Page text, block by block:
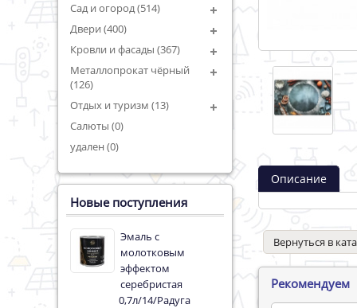
Сад и огород (514)
Двери (400)
Кровли и фасады (367)
Металлопрокат чёрный
(126)
Отдых и туризм (13)
Салюты (0)
удален (0)
Новые поступления
Эмаль с
молотковым
эффектом
серебристая
0,7л/14/Радуга
Описание
Вернуться в
Рекомендуем